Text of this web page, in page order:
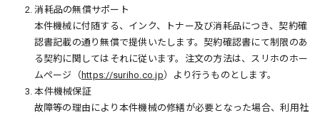
2. 消耗品の無償サポート
本件機械に付随する、インク、トナー及び消耗品につき、契約確
認書記載の通り無償で提供いたします。契約確認書にて制限のあ
る契約に関してはそれに従います。注文の方法は、スリホのホー
ムページ（ https://suriho.co.jp）より行うものとします。
3. 本件機械保証
故障等の理由により本件機械の修繕が必要となった場合、利用社